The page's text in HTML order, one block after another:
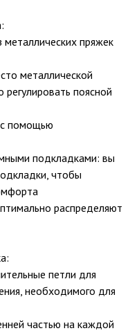
металлических пряжек
металлической
поясной
с помощью
подкладками: вы
чтобы
распределяют
петли для
необходимого для
частью на каждой